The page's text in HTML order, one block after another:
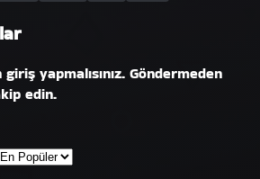
yapmalısınız. Göndermeden
edin.